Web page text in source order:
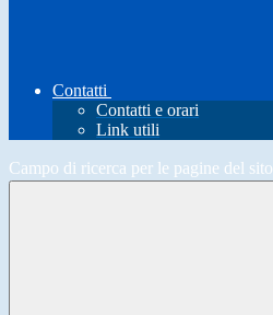
Contatti
Contatti e orari
Link utili
Campo di ricerca per le pagine del sito